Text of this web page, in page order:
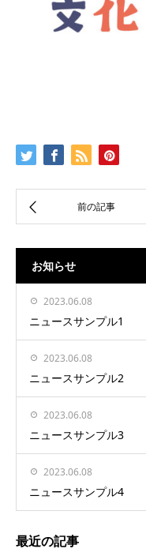
お知らせ
2023.06.08
ニュースサンプル1
2023.06.08
ニュースサンプル2
2023.06.08
ニュースサンプル3
2023.06.08
ニュースサンプル4
最近の記事